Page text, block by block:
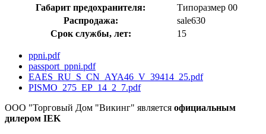
Габарит предохранителя:
Типоразмер 00
Распродажа:
sale630
Срок службы, лет:
15
ppni.pdf
passport_ppni.pdf
EAES_RU_S_CN_AYA46_V_39414_25.pdf
PISMO_275_EP_14_2_7.pdf
ООО "Торговый Дом "Викинг" является официальным
дилером IEK